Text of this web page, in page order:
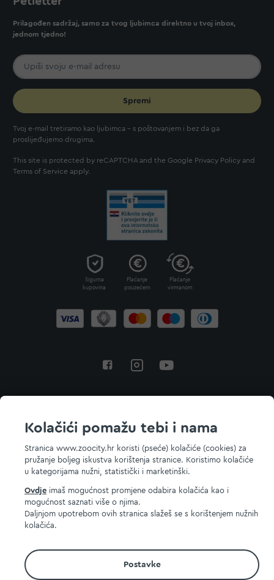
Kolačići pomažu tebi i nama
Stranica www.zoocity.hr koristi (pseće) kolačiće (cookies) za
pružanje boljeg iskustva korištenja stranice. Koristimo kolačiće
u kategorijama nužni, statistički i marketinški.
Ovdje imaš mogućnost promjene odabira kolačića kao i
mogućnost saznati više o njima.
Daljnjom upotrebom ovih stranica slažeš se s korištenjem nužnih
kolačića.
Postavke
Prilagođen sadržaj, samo za tvog ljubimca direktno u tvoj inbox,
jednom tjedno!
Spremi
Tvoj e-mail tretiramo kao ljubimca - s poštovanjem i bez da ga
proslijeđujemo drugima.
This site is protected by reCAPTCHA and the Google Privacy Policy and
Terms of Service apply.
Sigurna
kupovina
Plaćanje
pouzećem
Plaćanje
virmanom
© 2026 ZOOCITY. Sva prava zadržana.